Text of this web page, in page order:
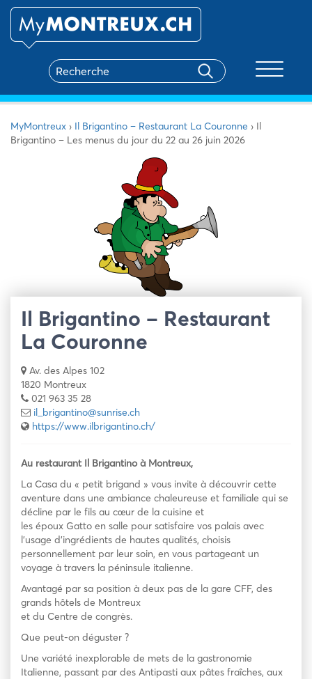
MyMontreux › Il Brigantino – Restaurant La Couronne › Il
Brigantino – Les menus du jour du 22 au 26 juin 2026
Il Brigantino – Restaurant
La Couronne
Av. des Alpes 102
1820 Montreux
021 963 35 28
il_brigantino@sunrise.ch
https://www.ilbrigantino.ch/
Au restaurant Il Brigantino à Montreux,
La Casa du « petit brigand » vous invite à découvrir cette
aventure dans une ambiance chaleureuse et familiale qui se
décline par le fils au cœur de la cuisine et
les époux Gatto en salle pour satisfaire vos palais avec
l’usage d’ingrédients de hautes qualités, choisis
personnellement par leur soin, en vous partageant un
voyage à travers la péninsule italienne.
Avantagé par sa position à deux pas de la gare CFF, des
grands hôtels de Montreux
et du Centre de congrès.
Que peut-on déguster ?
Une variété inexplorable de mets de la gastronomie
Italienne, passant par des Antipasti aux pâtes fraîches, aux